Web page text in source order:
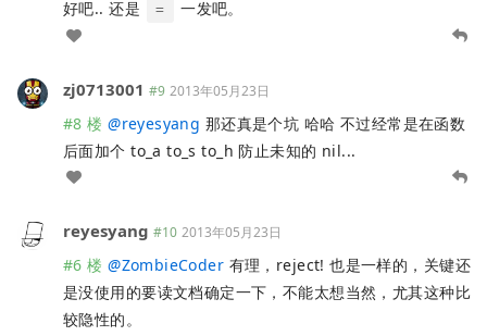
好吧.. 还是 = 一发吧。
zj0713001 #9 2013年05月23日
#8 楼 @reyesyang 那还真是个坑 哈哈 不过经常是在函数
后面加个 to_a to_s to_h 防止未知的 nil...
reyesyang #10 2013年05月23日
#6 楼 @ZombieCoder 有理，reject! 也是一样的，关键还
是没使用的要读文档确定一下，不能太想当然，尤其这种比
较隐性的。